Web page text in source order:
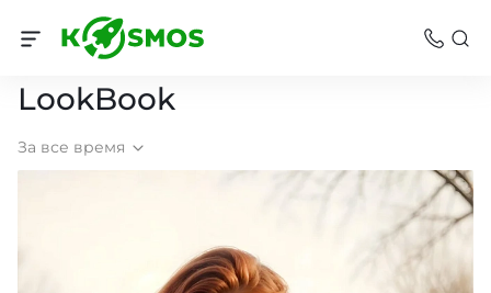
Фотогалерея
LookBook
За все время